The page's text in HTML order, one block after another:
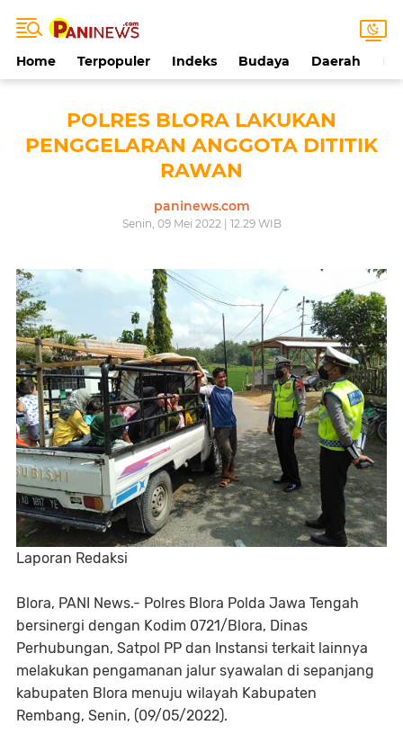
Home Terpopuler Indeks Budaya Daerah
POLRES BLORA LAKUKAN
PENGGELARAN ANGGOTA DITITIK
RAWAN
paninews.com
Senin, 09 Mei 2022 | 12.29 WIB
Laporan Redaksi
Blora, PANI News.- Polres Blora Polda Jawa Tengah
bersinergi dengan Kodim 0721/Blora, Dinas
Perhubungan, Satpol PP dan Instansi terkait lainnya
melakukan pengamanan jalur syawalan di sepanjang
kabupaten Blora menuju wilayah Kabupaten
Rembang, Senin, (09/05/2022).